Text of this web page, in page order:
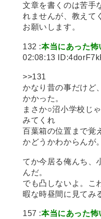
文章を書くのは苦手
れませんが、教えて
お願いします。
132 :本当にあった怖
02:08:13
>>131
かなり昔の事だけど
かかった。
まさか○沼小学校じ
みてくれ
百葉箱の位置まで覚
かどうかわからんが。
てか今居る俺んち、
んだ。
でも凸しないよ。こ
暇な時昼間に見てみ
157 :本当にあった怖